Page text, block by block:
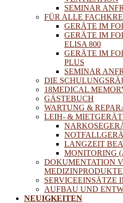
SEMINAR
FÜR ALLE
GERÄTE IM
GERÄTE IM
ELISA 800
GERÄTE IM
PLUS
SEMINAR
DIE
18MEDICAL
GÄSTEBUCH
WARTUNG &
LEIH- &
LANGZEIT
MONITORING
DOKUMENTATION
SERVICEEINSÄTZE
AUFBAU UND
NEUIGKEITEN